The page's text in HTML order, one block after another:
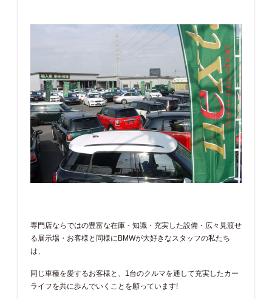
専門店ならではの豊富な在庫・知識・充実した設備・広々見渡せ
る展示場・お客様と同様にBMWが大好きなスタッフの私たち
は、
同じ車種を愛するお客様と、1台のクルマを通して充実したカー
ライフを共に歩んでいくことを願っています!